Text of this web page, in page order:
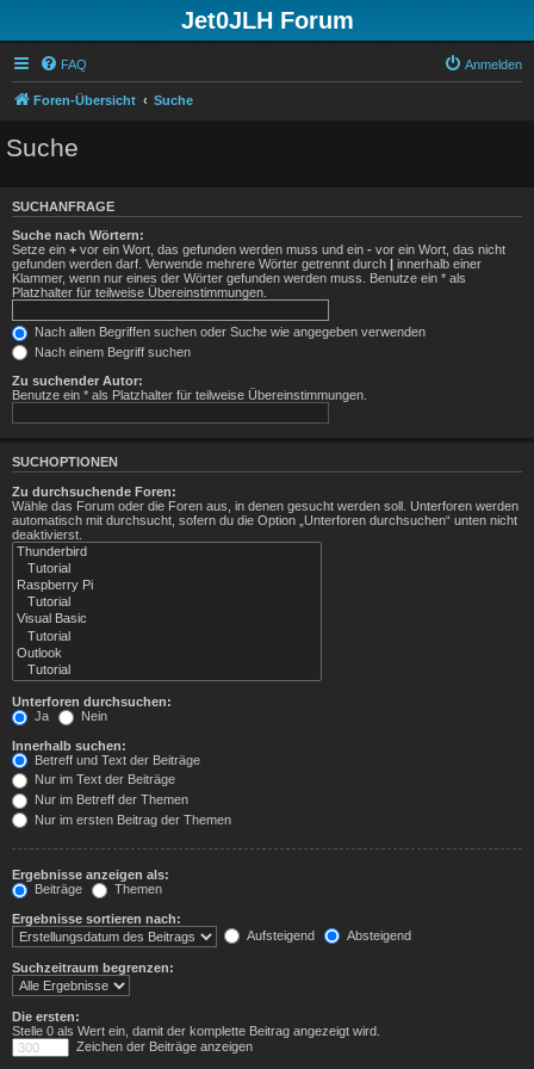
Jet0JLH Forum
FAQ Anmelden
Foren-Übersicht Suche
Suche
SUCHANFRAGE
Suche nach Wörtern:
Setze ein + vor ein Wort, das gefunden werden muss und ein - vor ein Wort, das nicht
gefunden werden darf. Verwende mehrere Wörter getrennt durch | innerhalb einer
Klammer, wenn nur eines der Wörter gefunden werden muss. Benutze ein * als
Platzhalter für teilweise Übereinstimmungen.
Nach allen Begriffen suchen oder Suche wie angegeben verwenden
Nach einem Begriff suchen
Zu suchender Autor:
Benutze ein * als Platzhalter für teilweise Übereinstimmungen.
SUCHOPTIONEN
Zu durchsuchende Foren:
Wähle das Forum oder die Foren aus, in denen gesucht werden soll. Unterforen werden
automatisch mit durchsucht, sofern du die Option „Unterforen durchsuchen“ unten nicht
deaktivierst.
Unterforen durchsuchen:
Ja
Nein
Innerhalb suchen:
Betreff und Text der Beiträge
Nur im Text der Beiträge
Nur im Betreff der Themen
Nur im ersten Beitrag der Themen
Ergebnisse anzeigen als:
Beiträge
Themen
Ergebnisse sortieren nach:
Aufsteigend
Absteigend
Suchzeitraum begrenzen:
Die ersten:
Stelle 0 als Wert ein, damit der komplette Beitrag angezeigt wird.
Zeichen der Beiträge anzeigen